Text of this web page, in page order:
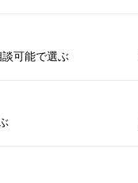
可能で選ぶ